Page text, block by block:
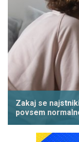
Zakaj se
povsem